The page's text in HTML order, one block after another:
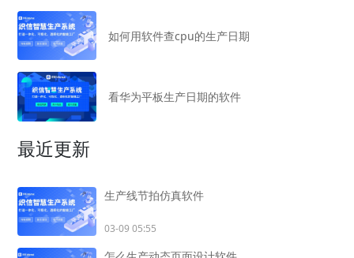
如何用软件查cpu的生产日期
看华为平板生产日期的软件
最近更新
生产线节拍仿真软件
03-09 05:55